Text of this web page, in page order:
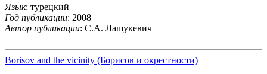
Язык: турецкий
Год публикации: 2008
Автор публикации: С.А. Лашукевич
Borisov and the vicinity (Борисов и окрестности)